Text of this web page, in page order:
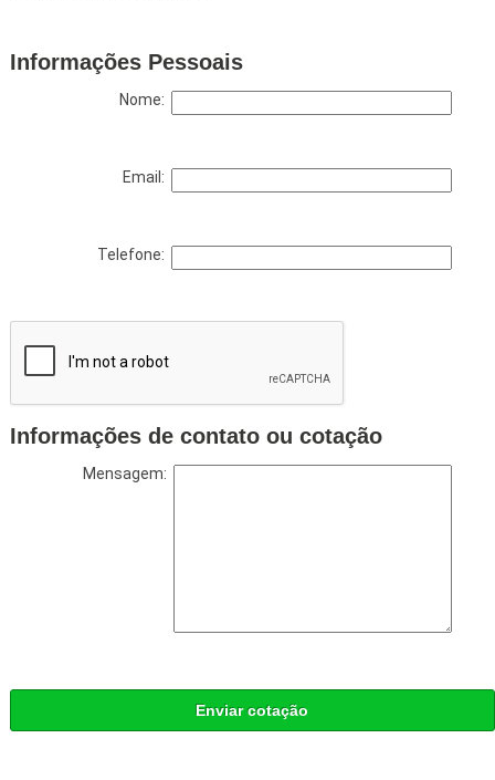
Informações Pessoais
Nome:
Email:
Telefone:
Informações de contato ou cotação
Mensagem:
Enviar cotação